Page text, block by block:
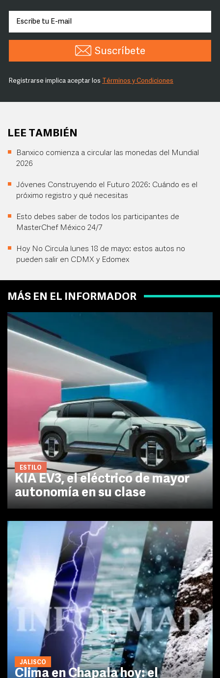
Suscríbete
Registrarse implica aceptar los Términos y Condiciones
LEE TAMBIÉN
Banxico comienza a circular las monedas del Mundial
2026
Jóvenes Construyendo el Futuro 2026: Cuándo es el
próximo registro y qué necesitas
Esto debes saber de todos los participantes de
MasterChef México 24/7
Hoy No Circula lunes 18 de mayo: estos autos no
pueden salir en CDMX y Edomex
MÁS EN EL INFORMADOR
ESTILO
KIA EV3, el eléctrico de mayor
autonomía en su clase
JALISCO
Clima en Chapala hoy: el